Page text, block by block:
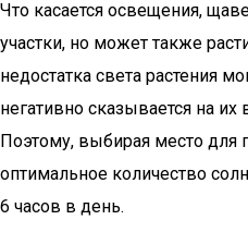
Что касается освещения,
участки, но может также
недостатка света растения
негативно сказывается на их
Поэтому, выбирая место для
оптимальное количество
6 часов в день.